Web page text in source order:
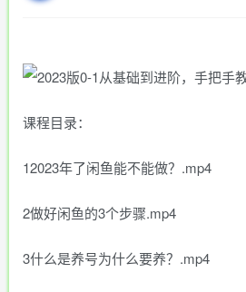
课程目录：
12023年了闲鱼能不能做？.mp4
2做好闲鱼的3个步骤.mp4
3什么是养号为什么要养？.mp4